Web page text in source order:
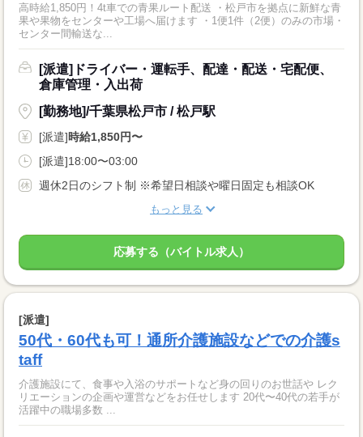
高時給1,850円！4t車での青果ルート配送 ・松戸市を拠点に新鮮な青
果や果物をセンターや工場へ届けます ・1便1件（2便）のみの市場・
センター間輸送な...
[派遣]ドライバー・運転手、配達・配送・宅配便、
倉庫管理・入出荷
[勤務地]/千葉県松戸市 / 松戸駅
[派遣]時給1,850円〜
[派遣]18:00〜03:00
週休2日のシフト制 ※希望日相談や曜日固定も相談OK
もっと見る
応募する（バイトル求人）
[派遣]
50代・60代も可！通所介護施設などでの介護s
taff
介護施設にて、食事や入浴のサポートなど身の回りのお世話や レク
リエーションの企画や運営などをお任せします 20代〜40代の若手が
活躍中の職場多数 ...